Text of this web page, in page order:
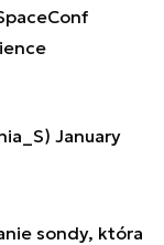
January
sondy, która